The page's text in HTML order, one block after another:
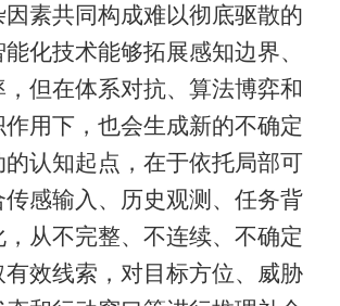
素共同构成难以彻底驱散的
化技术能够拓展感知边界、
但在体系对抗、算法博弈和
用下，也会生成新的不确定
认知起点，在于依托局部可
传感输入、历史观测、任务背
从不完整、不连续、不确定
效线索，对目标方位、威胁